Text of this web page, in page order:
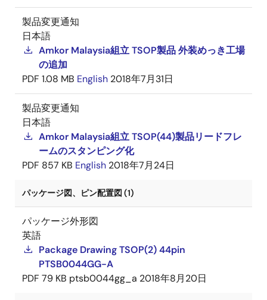
製品変更通知
日本語
Amkor Malaysia組立 TSOP製品 外装めっき工場
の追加
PDF 1.08 MB English 2018年7月31日
製品変更通知
日本語
Amkor Malaysia組立 TSOP(44)製品リードフレ
ームのスタンピング化
PDF 857 KB English 2018年7月24日
パッケージ図、ピン配置図 (1)
パッケージ外形図
英語
Package Drawing TSOP(2) 44pin
PTSB0044GG-A
PDF 79 KB ptsb0044gg_a 2018年8月20日